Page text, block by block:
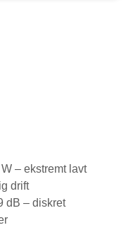
– ekstremt lavt
drift
dB – diskret